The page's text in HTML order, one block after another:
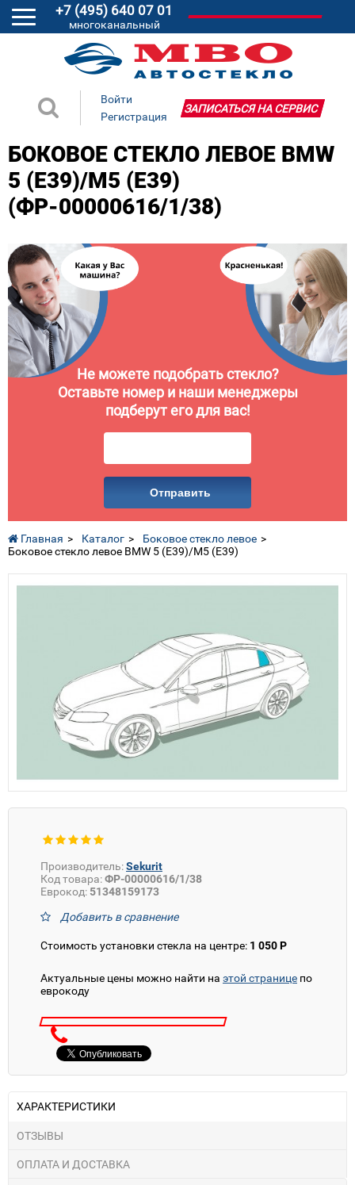
+7 (495) 640 07 01
многоканальный
Войти
Регистрация
ЗАПИСАТЬСЯ НА СЕРВИС
БОКОВОЕ СТЕКЛО ЛЕВОЕ BMW
5 (E39)/M5 (E39)
(ФР-00000616/1/38)
Не можете подобрать стекло?
Оставьте номер и наши менеджеры
подберут его для вас!
Отправить
Главная Каталог
Боковое стекло левое
Боковое стекло левое BMW 5 (E39)/M5 (E39)
Производитель:Sekurit
Код товара:ФР-00000616/1/38
Еврокод: 51348159173
Добавить в сравнение
Стоимость установки стекла на центре: 1 050 Р
Актуальные цены можно найти на этой странице по
еврокоду
ХАРАКТЕРИСТИКИ
ОТЗЫВЫ
ОПЛАТА И ДОСТАВКА